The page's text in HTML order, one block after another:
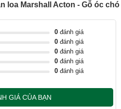
loa Marshall Acton - Gỗ óc chó
0đánh giá
0đánh giá
0đánh giá
0đánh giá
0đánh giá
GIÁ CỦA BẠN